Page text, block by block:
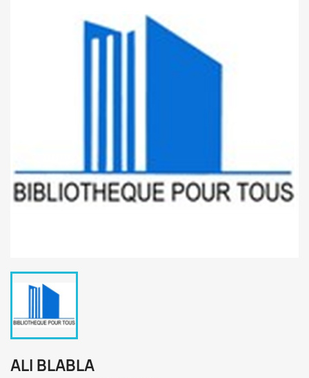
ALI BLABLA